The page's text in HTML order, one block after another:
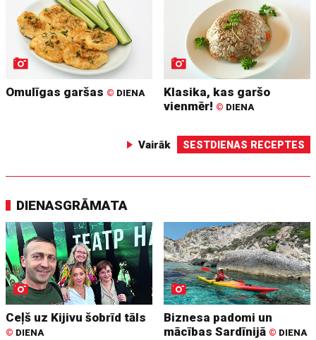
Omulīgas garšas © DIENA
Klasika, kas garšo
vienmēr! © DIENA
Vairāk SESTDIENAS RECEPTES
DIENASGRĀMATA
Ceļš uz Kijivu šobrīd tāls
© DIENA
Biznesa padomi un
mācības Sardīnijā © DIENA